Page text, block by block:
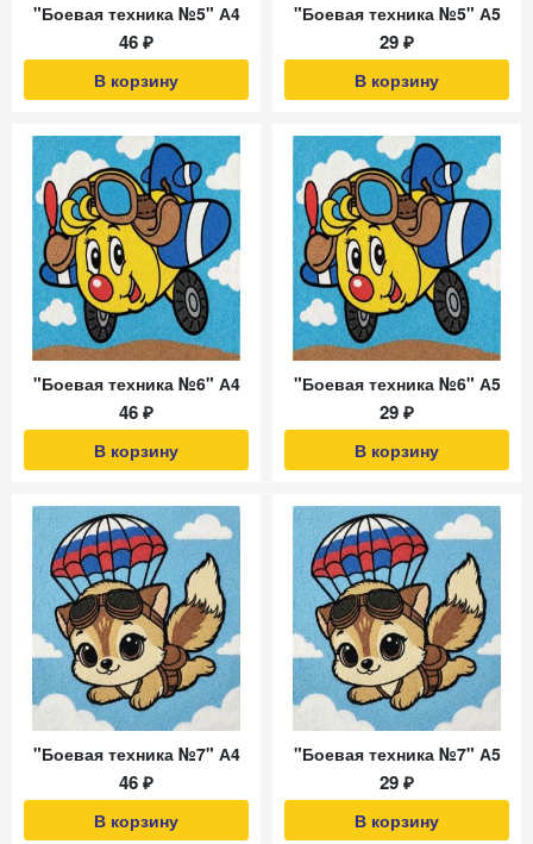
"Боевая техника №5" А4
46 ₽
В корзину
"Боевая техника №5" А5
29 ₽
В корзину
"Боевая техника №6" А4
46 ₽
В корзину
"Боевая техника №6" А5
29 ₽
В корзину
"Боевая техника №7" А4
46 ₽
В корзину
"Боевая техника №7" А5
29 ₽
В корзину